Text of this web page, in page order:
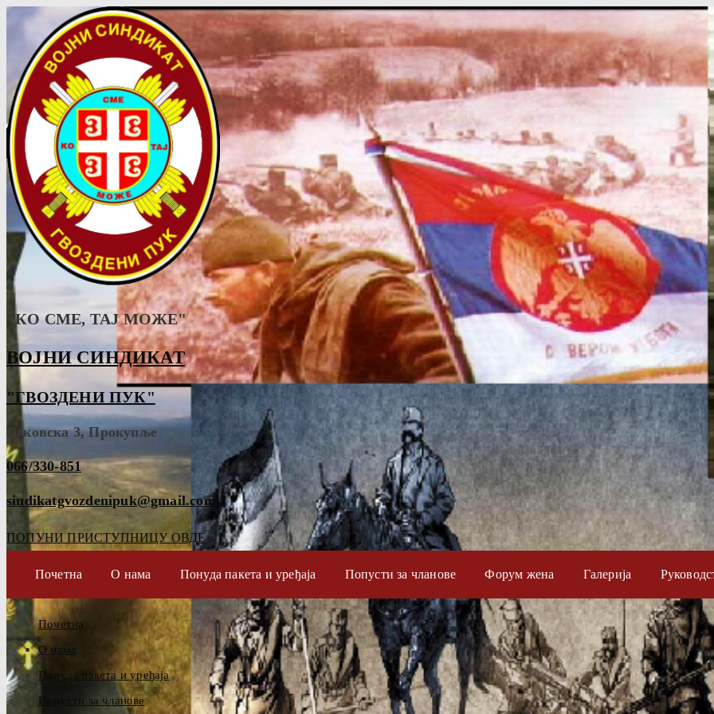
"КО СМЕ, ТАJ МОЖЕ"
ВОЈНИ СИНДИКАТ
"ГВОЗДЕНИ ПУК"
Таковска 3, Прокупље
066/330-851
sindikatgvozdenipuk@gmail.com
ПОПУНИ ПРИСТУПНИЦУ ОВДЕ
Почетна О нама Понуда пакета и уређаја Попусти за чланове Форум жена Галерија
Почетна
О нама
Понуда пакета и уређаја
Попусти за чланове